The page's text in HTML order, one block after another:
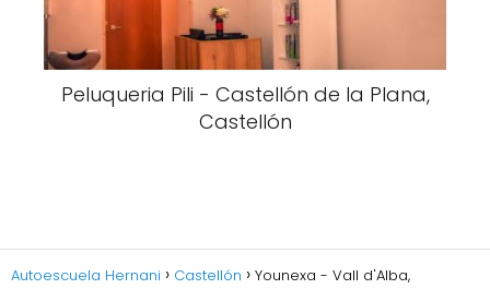
Peluqueria Pili - Castellón de la Plana,
Castellón
Autoescuela Hernani Castellón Younexa - Vall d'Alba,